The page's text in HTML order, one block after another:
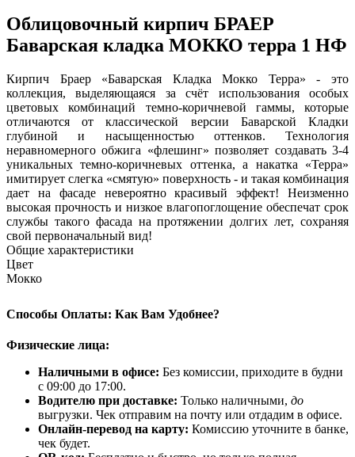
Облицовочный кирпич БРАЕР
Баварская кладка МОККО терра 1 НФ
Кирпич Браер «Баварская Кладка Мокко Терра» - это
коллекция, выделяющаяся за счёт использования особых
цветовых комбинаций темно-коричневой гаммы, которые
отличаются от классической версии Баварской Кладки
глубиной и насыщенностью оттенков. Технология
неравномерного обжига «флешинг» позволяет создавать 3-4
уникальных темно-коричневых оттенка, а накатка «Терра»
имитирует слегка «смятую» поверхность - и такая комбинация
дает на фасаде невероятно красивый эффект! Неизменно
высокая прочность и низкое влагопоглощение обеспечат срок
службы такого фасада на протяжении долгих лет, сохраняя
свой первоначальный вид!
Общие характеристики
Цвет
Мокко
Способы Оплаты: Как Вам Удобнее?
Физические лица:
Наличными в офисе: Без комиссии, приходите в будни
с 09:00 до 17:00.
Водителю при доставке: Только наличными, до
выгрузки. Чек отправим на почту или отдадим в офисе.
Онлайн-перевод на карту: Комиссию уточните в банке,
чек будет.